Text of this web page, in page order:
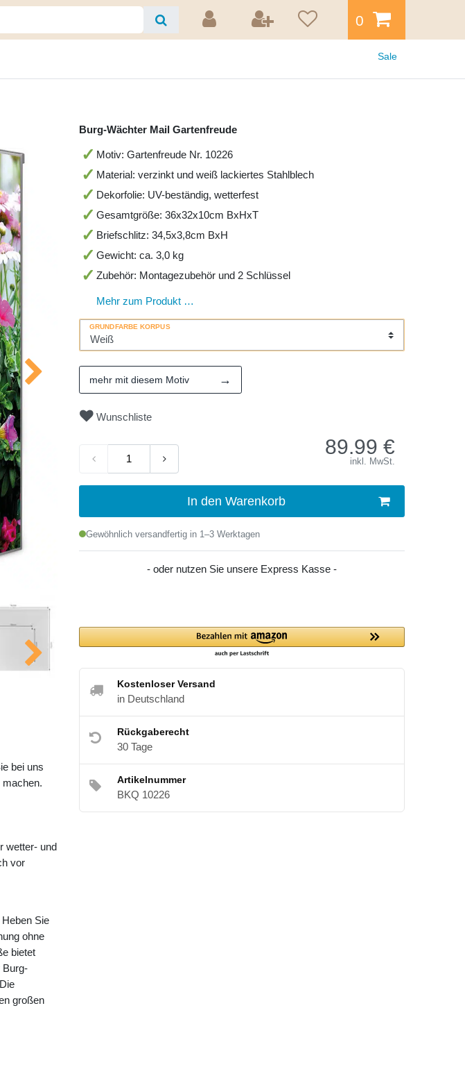
0
Sale
bei uns
machen.
wetter- und
vor
Sie
ohne
bietet
Burg-
großen
Burg-Wächter Mail Gartenfreude
Motiv: Gartenfreude Nr. 10226
Material: verzinkt und weiß lackiertes Stahlblech
Dekorfolie: UV-beständig, wetterfest
Gesamtgröße: 36x32x10cm BxHxT
Briefschlitz: 34,5x3,8cm BxH
Gewicht: ca. 3,0 kg
Zubehör: Montagezubehör und 2 Schlüssel
Mehr zum Produkt …
GRUNDFARBE KORPUS
mehr mit diesem Motiv →
Wunschliste
89.99 €
inkl. MwSt.
In den Warenkorb
Gewöhnlich versandfertig in 1–3 Werktagen
- oder nutzen Sie unsere Express Kasse -
Kostenloser Versand
in Deutschland
Rückgaberecht
30 Tage
Artikelnummer
BKQ 10226